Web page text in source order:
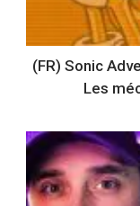
(FR) Sonic
Les